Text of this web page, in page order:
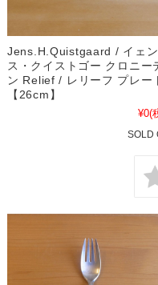
Jens.H.Quistgaard / イェン
ス・クイストゴー クロニー
ン Relief / レリーフ プレー
【26cm】
¥0(
SOLD